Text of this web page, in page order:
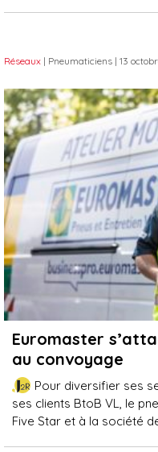
Réseaux | Pneumaticiens | 13
Euromaster
au convoyage
Pour diversifier ses
ses clients BtoB VL, le
Five Star et à la société